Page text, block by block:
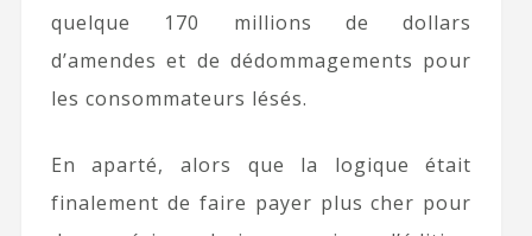
quelque 170 millions de dollars
d’amendes et de dédommagements pour
les consommateurs lésés.
En aparté, alors que la logique était
finalement de faire payer plus cher pour